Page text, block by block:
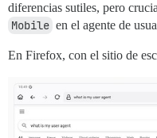
diferencias sutiles, pero
Mobile en el agente de
En Firefox, con el sitio de